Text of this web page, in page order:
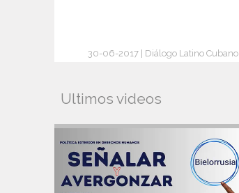
30-06-2017 | Diálogo Latino Cubano
Ultimos videos